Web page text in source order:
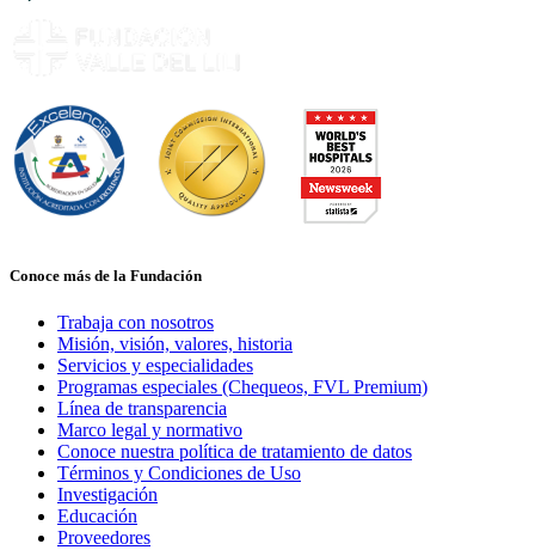
Conoce más de la Fundación
Trabaja con nosotros
Misión, visión, valores, historia
Servicios y especialidades
Programas especiales (Chequeos, FVL Premium)
Línea de transparencia
Marco legal y normativo
Conoce nuestra política de tratamiento de datos
Términos y Condiciones de Uso
Investigación
Educación
Proveedores